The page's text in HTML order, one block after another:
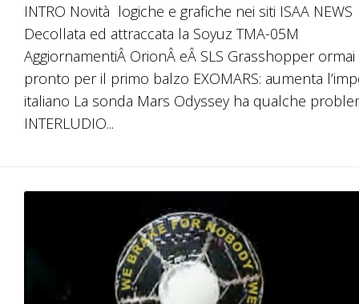
INTRO Novità logiche e grafiche nei siti ISAA NEWS
Decollata ed attraccata la Soyuz TMA-05M
AggiornamentiÂ OrionÂ eÂ SLS Grasshopper ormai
pronto per il primo balzo EXOMARS: aumenta
italiano La sonda Mars Odyssey ha qualche
INTERLUDIO...